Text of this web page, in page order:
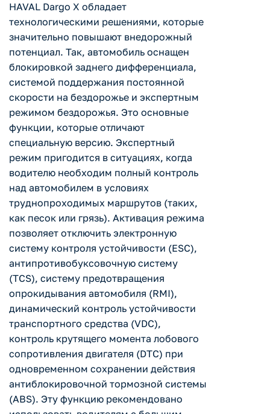
HAVAL Dargo X обладает
технологическими решениями, которые
значительно повышают внедорожный
потенциал. Так, автомобиль оснащен
блокировкой заднего дифференциала,
системой поддержания постоянной
скорости на бездорожье и экспертным
режимом бездорожья. Это основные
функции, которые отличают
специальную версию. Экспертный
режим пригодится в ситуациях, когда
водителю необходим полный контроль
над автомобилем в условиях
труднопроходимых маршрутов (таких,
как песок или грязь). Активация режима
позволяет отключить электронную
систему контроля устойчивости (ESC),
антипротивобуксовочную систему
(TCS), систему предотвращения
опрокидывания автомобиля (RMI),
динамический контроль устойчивости
транспортного средства (VDC),
контроль крутящего момента лобового
сопротивления двигателя (DTC) при
одновременном сохранении действия
антиблокировочной тормозной системы
(ABS). Эту функцию рекомендовано